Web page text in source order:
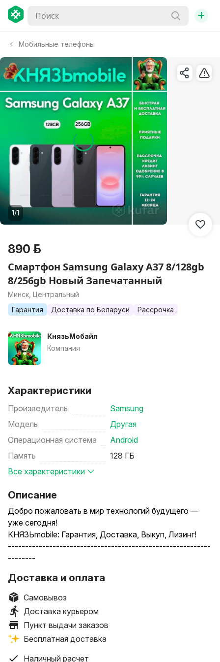
+
Мобильные телефоны
1/1
890 р.
Смартфон Samsung Galaxy A37 8/128gb
8/256gb Новый Запечатанный
Минск, Центральный
Гарантия
Доставка по Беларуси Рассрочка
КнязьМобайл
Компания
Характеристики
Производитель
Samsung
Модель
Другая
Операционная система
Android
Память
128 ГБ
Все характеристики
Описание
Добро пожаловать в мир технологий будущего —
уже сегодня!
КНЯЗЬmobile: Гарантия, Доставка, Выкуп, Лизинг!
-----------------------------------------------------------
--------
условия на новейшую технику. Мы делаем
технологии доступными для каждого!
Наши преимущества:
Только новая и оригинальная техника! Все
устройства запечатаны, не активированы и
проходят предпродажную проверку.
Доставка и оплата
Самовывоз
Доставка курьером
Пункт выдачи заказов
Бесплатная доставка
Наличный расчет